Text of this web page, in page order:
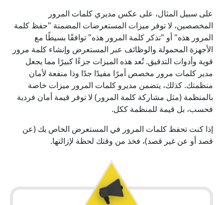
على سبيل المثال، على عكس مديري كلمات المرور
المخصصين، لا توفر ميزات المستعرضات المضمنة "حفظ كلمة
المرور هذه" أو "تذكر كلمة المرور هذه" توافقًا بسيطًا مع
الأجهزة المحمولة والوظائف عبر المستعرض وإنشاء كلمة مرور
قوية وأدوات التدقيق. تُعد هذه الميزات جزءًا كبيرًا مما يجعل
مدير كلمات مرور مخصص أمرًا مفيدًا جدًا وذا منفعة لأمان
منظمتك. كذلك، يتضمن مديرو كلمات المرور ميزات خاصة
بالمنظمة (مثل مشاركة كلمة المرور) لا توفر قيمة أمان فردية
فحسب، بل قيمة للمنظمة ككل.
إذا كنت تحفظ كلمات المرور في المستعرض الخاص بك (عن
قصد أو عن غير قصد)، فخذ من وقتك لحظة لإزالتها.